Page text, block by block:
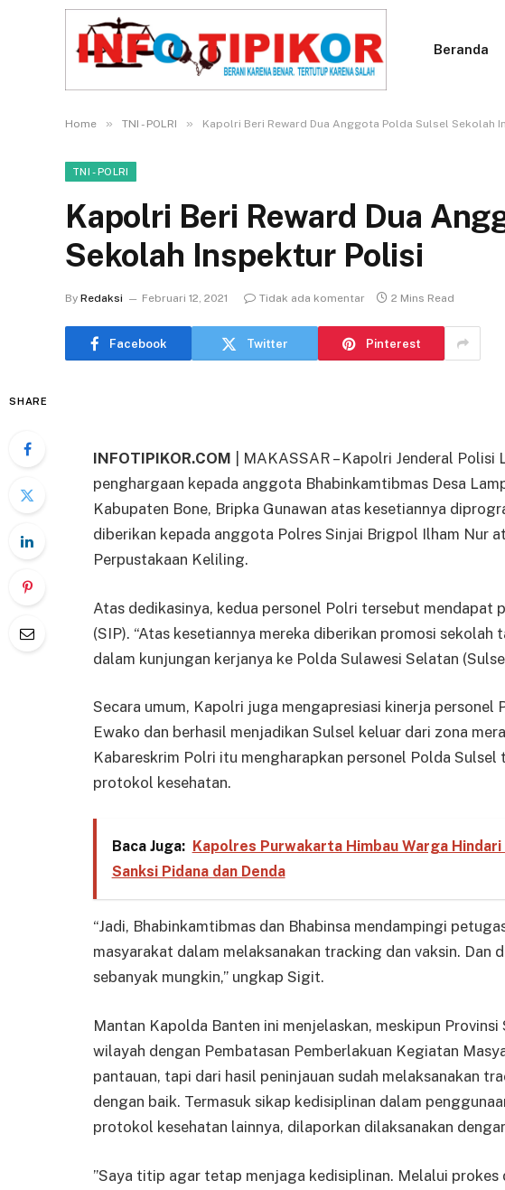
Beranda
Home » TNI - POLRI » Kapolri Beri Reward Dua Anggota Polda Sulsel Sekolah
TNI - POLRI
Kapolri Beri Reward Dua
Sekolah Inspektur Polisi
By Redaksi Februari 12, 2021 Tidak ada komentar 2 Mins Read
Facebook Twitter Pinterest
SHARE
INFOTIPIKOR.COM | MAKASSAR – Kapolri Jenderal
penghargaan kepada anggota Bhabinkamtibmas Desa
Kabupaten Bone, Bripka Gunawan atas kesetiannya
diberikan kepada anggota Polres Sinjai Brigpol Ilham Nur
Perpustakaan Keliling.
Atas dedikasinya, kedua personel Polri tersebut mendapat
(SIP). “Atas kesetiannya mereka diberikan promosi sekolah
dalam kunjungan kerjanya ke Polda Sulawesi Selatan
Secara umum, Kapolri juga mengapresiasi kinerja personel
Ewako dan berhasil menjadikan Sulsel keluar dari zona
Kabareskrim Polri itu mengharapkan personel Polda Sulsel
protokol kesehatan.
Baca Juga:
Kapolres Purwakarta Himbau Warga
Sanksi Pidana dan Denda
“Jadi, Bhabinkamtibmas dan Bhabinsa mendampingi
masyarakat dalam melaksanakan tracking dan vaksin. Dan
sebanyak mungkin,” ungkap Sigit.
Mantan Kapolda Banten ini menjelaskan, meskipun
wilayah dengan Pembatasan Pemberlakuan Kegiatan
pantauan, tapi dari hasil peninjauan sudah melaksanakan
dengan baik. Termasuk sikap kedisiplinan dalam
protokol kesehatan lainnya, dilaporkan dilaksanakan
”Saya titip agar tetap menjaga kedisiplinan. Melalui